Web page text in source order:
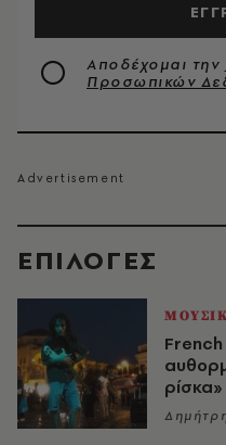
EΠΙΛΟΓΈΣ
ρίσκα»
Αποδέχομαι την
Προσωπικών